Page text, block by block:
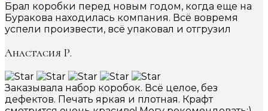
Брал коробки перед новым годом, когда еще на
Буракова находилась компания. Всё вовремя
успели произвести, всё упаковал и отгрузил
Анастасия Р.
Заказывала набор коробок. Всё целое, без
дефектов. Печать яркая и плотная. Крафт